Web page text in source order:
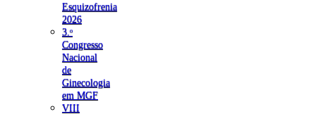
Esquizofrenia
2026
3.ᵒ
Congresso
Nacional
de
Ginecologia
em MGF
VIII